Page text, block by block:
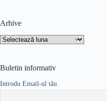
Arhive
Arhive
Buletin informativ
Introdu Email-ul tău